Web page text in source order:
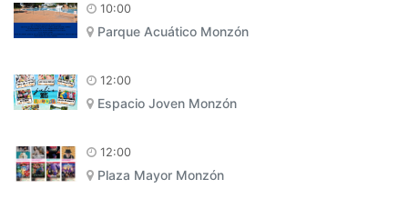
10:00
Parque Acuático Monzón
12:00
Espacio Joven Monzón
12:00
Plaza Mayor Monzón